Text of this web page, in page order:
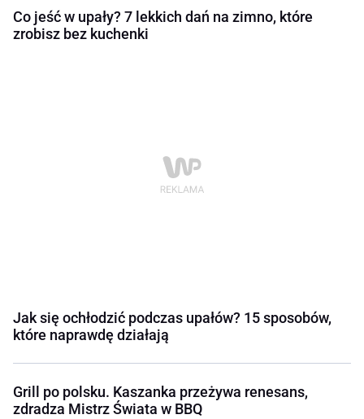
Co jeść w upały? 7 lekkich dań na zimno, które
zrobisz bez kuchenki
Jak się ochłodzić podczas upałów? 15 sposobów,
które naprawdę działają
Grill po polsku. Kaszanka przeżywa renesans,
zdradza Mistrz Świata w BBQ